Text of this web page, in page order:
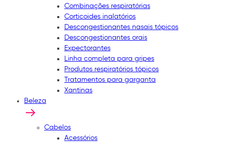
Combinações respiratórias
Corticoides inalatórios
Descongestionantes nasais tópicos
Descongestionantes orais
Expectorantes
Linha completa para gripes
Produtos respiratórios tópicos
Tratamentos para garganta
Xantinas
Beleza
Cabelos
Acessórios